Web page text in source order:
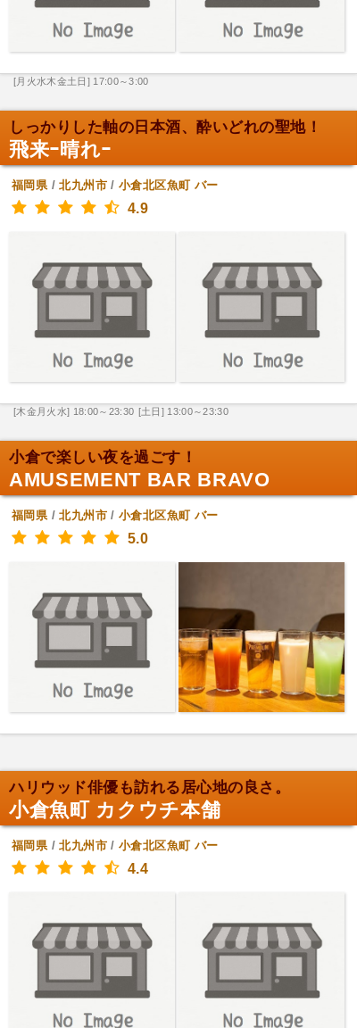
[月火水木金土日] 17:00～3:00
しっかりした軸の日本酒、酔いどれの聖地！
飛来ｰ晴れｰ
福岡県/北九州市/小倉北区魚町 バー
4.9
[木金月火水] 18:00～23:30 [土日] 13:00～23:30
小倉で楽しい夜を過ごす！
AMUSEMENT BAR BRAVO
福岡県/北九州市/小倉北区魚町 バー
5.0
ハリウッド俳優も訪れる居心地の良さ。
小倉魚町 カクウチ本舗
福岡県/北九州市/小倉北区魚町 バー
4.4